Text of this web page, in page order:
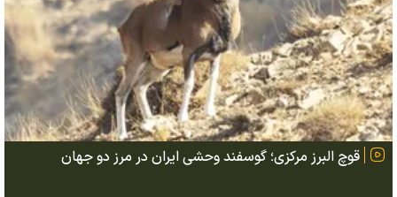
قوچ البرز مرکزی؛ گوسفند وحشی ایران در مرز دو جهان